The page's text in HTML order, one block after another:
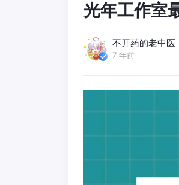
光年工作室
不开药的老中医
7 年前